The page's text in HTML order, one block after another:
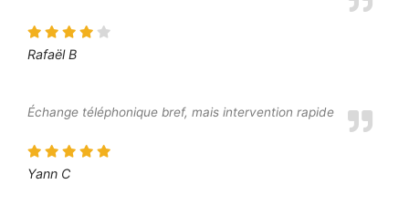
Rafaël B
Échange téléphonique bref, mais intervention rapide
Yann C